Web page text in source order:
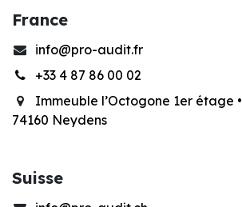
France
info@pro-audit.fr
+33 4 87 86 00 02
Immeuble l’Octogone 1er étage •
74160 Neydens
Suisse